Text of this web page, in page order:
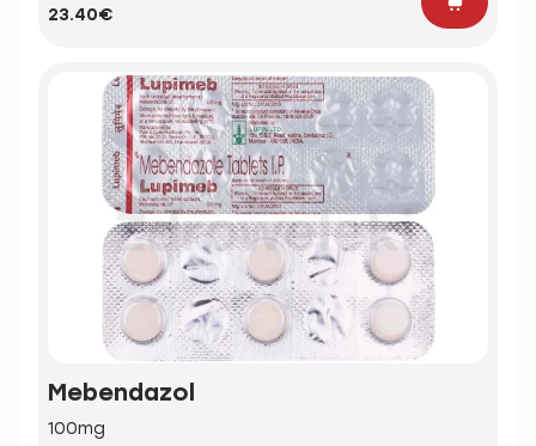
23.40€
Mebendazol
100mg